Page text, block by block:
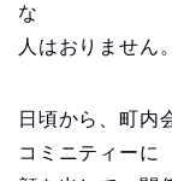
な
人はおりません。
日頃から、町内
コミニティーに